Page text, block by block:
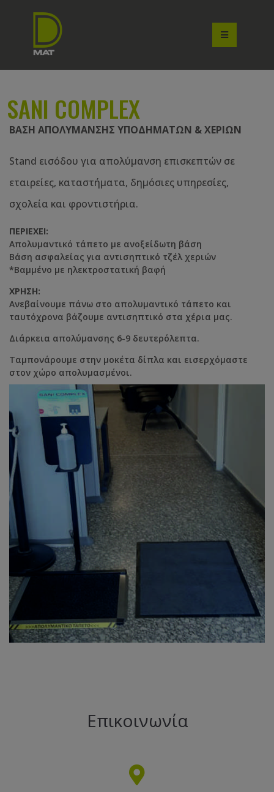
SANI COMPLEX
ΒΑΣΗ ΑΠΟΛΥΜΑΝΣΗΣ ΥΠΟΔΗΜΑΤΩΝ & ΧΕΡΙΩΝ
Stand εισόδου για απολύμανση επισκεπτών σε
εταιρείες, καταστήματα, δημόσιες υπηρεσίες,
σχολεία και φροντιστήρια.
ΠΕΡΙΕΧΕΙ:
Απολυμαντικό τάπετο με ανοξείδωτη βάση
Βάση ασφαλείας για αντισηπτικό τζέλ χεριών
*Βαμμένο με ηλεκτροστατική βαφή
ΧΡΗΣΗ:
Ανεβαίνουμε πάνω στο απολυμαντικό τάπετο και
ταυτόχρονα βάζουμε αντισηπτικό στα χέρια μας.
Διάρκεια απολύμανσης 6-9 δευτερόλεπτα.
Ταμπονάρουμε στην μοκέτα δίπλα και εισερχόμαστε
στον χώρο απολυμασμένοι.
Επικοινωνία